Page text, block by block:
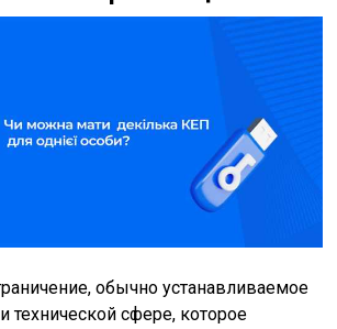
обычно устанавливаемое
технической сфере, которое